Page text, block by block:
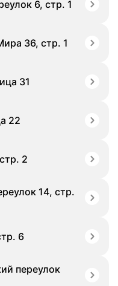
6, стр. 1
36, стр. 1
31
22
2
14, стр.
6
переулок